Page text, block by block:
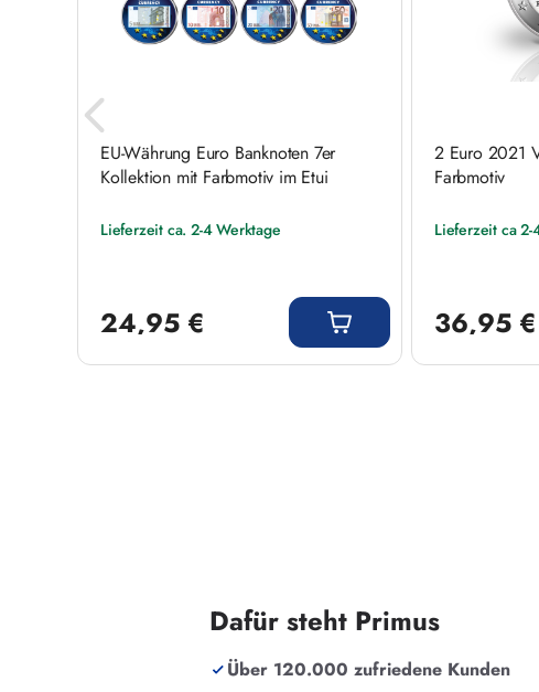
EU-Währung Euro Banknoten 7er
Kollektion mit Farbmotiv im Etui
Lieferzeit ca. 2-4 Werktage
24,95 €
2 Euro 2021
Farbmotiv
Lieferzeit ca 2-
36,95 €
Dafür steht Primus
Über 120.000 zufriedene Kunden